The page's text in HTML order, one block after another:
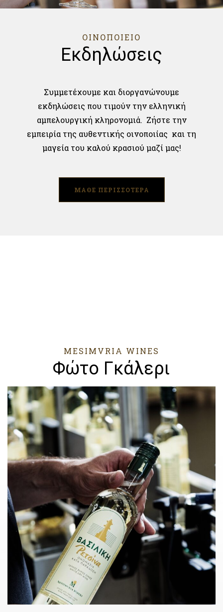
ΟΙΝΟΠΟΙΕΙΟ
Εκδηλώσεις
Συμμετέχουμε και διοργανώνουμε
εκδηλώσεις που τιμούν την ελληνική
αμπελουργική κληρονομιά. Ζήστε την
εμπειρία της αυθεντικής οινοποιίας και τη
μαγεία του καλού κρασιού μαζί μας!
ΜΑΘΕ ΠΕΡΙΣΣΟΤΕΡΑ
MESIMVRIA WINES
Φώτο Γκάλερι